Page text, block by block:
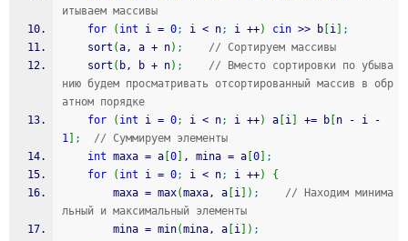
итываем массивы
for
( int i = 0; i < n; i ++) cin >> b i
;
	sort
(a, a + n) ;
// Сортируем массивы
	sort
( b, b + n) ;
// Вместо сортировки по убыва
нию будем просматривать отсортированный массив в обр
атном порядке
for
( int i = 0; i < n; i ++) a i += b n - i
-
1
;
// Суммируем элементы
int maxa = a 0 , mina = a 0
;
for
( int i = 0; i < n; i ++)
{
		maxa
= max(maxa, a i ) ;
// Находим минима
льный и максимальный элементы
		mina
= min(mina, a i ) ;